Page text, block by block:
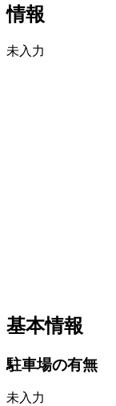
情報
未入力
基本情報
駐車場の有無
未入力